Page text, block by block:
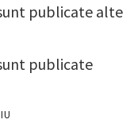
publicate alte
publicate